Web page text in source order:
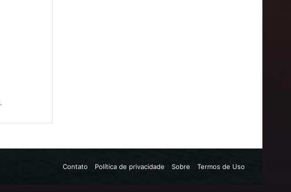
.
Contato Política de privacidade Sobre Termos de Uso